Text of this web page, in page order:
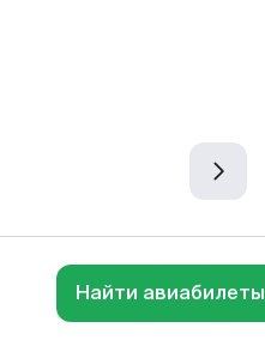
Найти авиабилеты